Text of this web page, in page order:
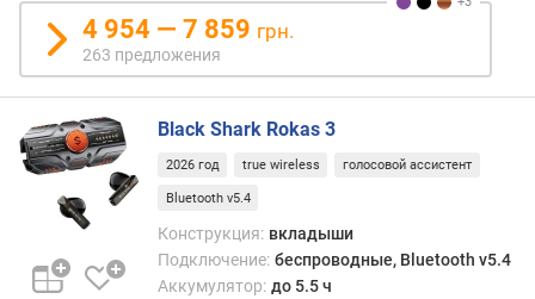
с
и
B
u
e
4 954 — 7 859 грн.
263 предложения
Black Shark Rokas 3
2026 год true wireless голосовой ассистент
Bluetooth v5.4
Конструкция: вкладыши
Подключение: беспроводные, Bluetooth v5.4
Аккумулятор: до 5.5 ч